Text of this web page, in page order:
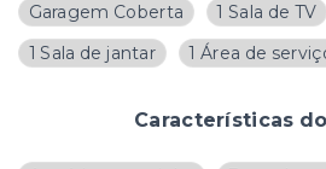
Garagem Coberta
1 Sala de TV
1 Sala de jantar
1 Área de
Características